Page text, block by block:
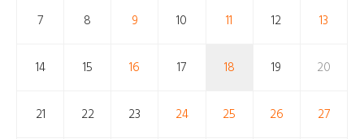
7 8 9 10 11 12 13
14 15 16 17 18 19 20
21 22 23 24 25 26 27